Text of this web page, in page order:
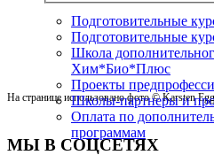
Подготовительные
Подготовительные
Школа
Хим*Био*Плюс
Проекты
Школы-партнеры и
Оплата по
программам
На странице использовано фото © Karsten
МЫ В СОЦСЕТЯХ